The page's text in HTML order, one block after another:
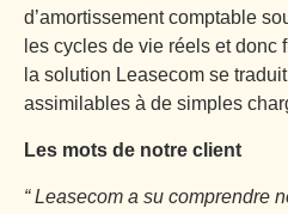
d’amortissement comptable
les cycles de vie réels et donc
la solution Leasecom se
assimilables à de simples
Les mots de notre client
“ Leasecom a su comprendre